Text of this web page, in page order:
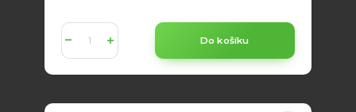
Do košíku